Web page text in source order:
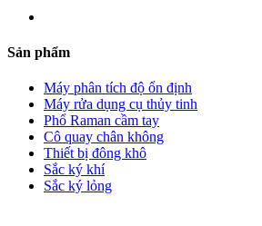
Sản phẩm
Máy phân tích độ ổn định
Máy rửa dụng cụ thủy tinh
Phổ Raman cầm tay
Cô quay chân không
Thiết bị đông khô
Sắc ký khí
Sắc ký lỏng